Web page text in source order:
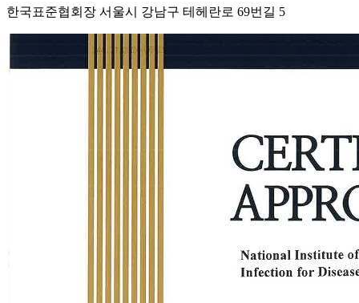
한국표준협회장 서울시 강남구 테헤란로 69번길 5